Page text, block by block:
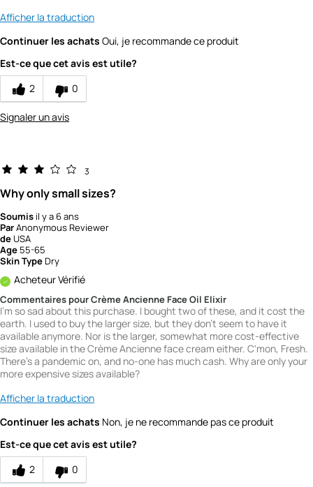
Afficher la traduction
Continuer les achats Oui, je recommande ce produit
Est-ce que cet avis est utile?
2
0
Signaler un avis
3
Why only small sizes?
Soumis il y a 6 ans
ParAnonymous Reviewer
deUSA
Age 55-65
Skin TypeDry
Acheteur Vérifié
Commentaires pour Crème Ancienne Face Oil Elixir
I'm so sad about this purchase. I bought two of these, and it cost the
earth. I used to buy the larger size, but they don't seem to have it
available anymore. Nor is the larger, somewhat more cost-effective
size available in the Crème Ancienne face cream either. C'mon, Fresh.
There's a pandemic on, and no-one has much cash. Why are only your
more expensive sizes available?
Afficher la traduction
Continuer les achats Non, je ne recommande pas ce produit
Est-ce que cet avis est utile?
2
0